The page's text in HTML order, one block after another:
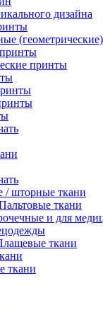
дизайна
принты
/ шторные ткани
ткани
и для
ткани
ткани